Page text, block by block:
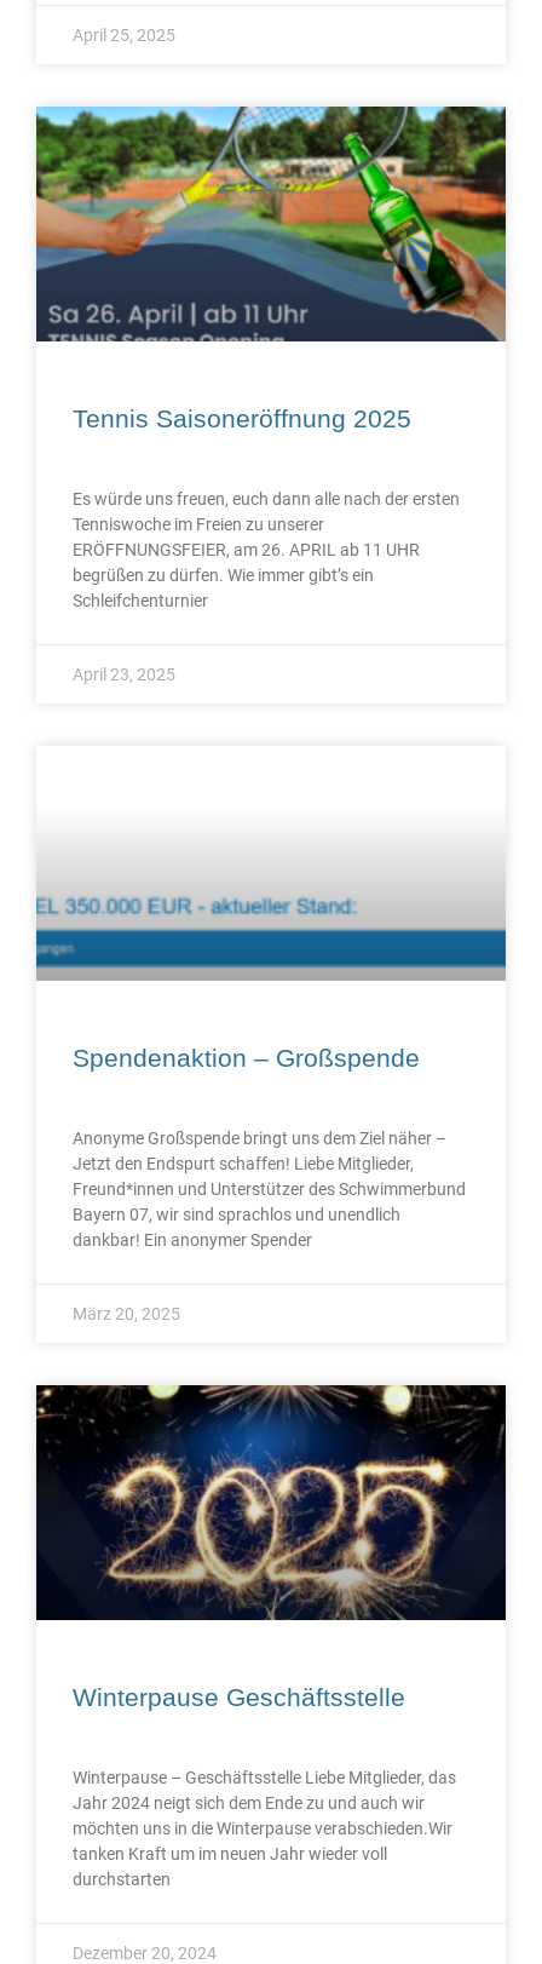
April 25, 2025
Tennis Saisoneröffnung 2025
Es würde uns freuen, euch dann alle nach der ersten
Tenniswoche im Freien zu unserer
ERÖFFNUNGSFEIER, am 26. APRIL ab 11 UHR
begrüßen zu dürfen. Wie immer gibt’s ein
Schleifchenturnier
April 23, 2025
Spendenaktion – Großspende
Anonyme Großspende bringt uns dem Ziel näher –
Jetzt den Endspurt schaffen! Liebe Mitglieder,
Freund*innen und Unterstützer des Schwimmerbund
Bayern 07, wir sind sprachlos und unendlich
dankbar! Ein anonymer Spender
März 20, 2025
Winterpause Geschäftsstelle
Winterpause – Geschäftsstelle Liebe Mitglieder, das
Jahr 2024 neigt sich dem Ende zu und auch wir
möchten uns in die Winterpause verabschieden.Wir
tanken Kraft um im neuen Jahr wieder voll
durchstarten
Dezember 20, 2024